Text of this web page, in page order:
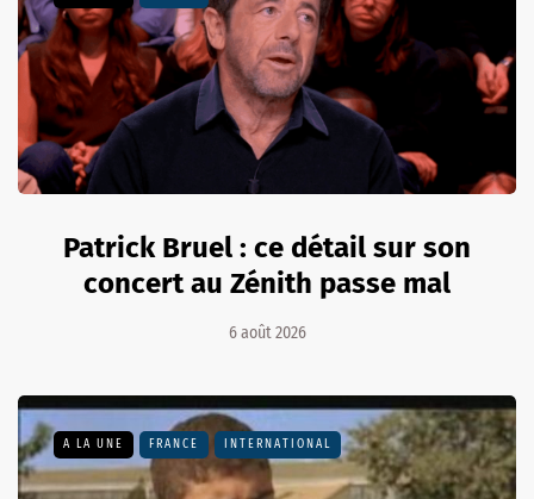
Patrick Bruel : ce détail sur son
concert au Zénith passe mal
6 août 2026
A LA UNE FRANCE INTERNATIONAL